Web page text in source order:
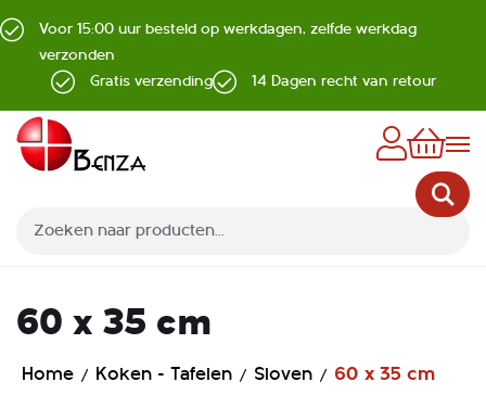
Voor 15:00 uur besteld op werkdagen, zelfde werkdag
verzonden
Gratis verzending
14 Dagen recht van retour
60 x 35 cm
Home Koken - Tafelen Sloven 60 x 35 cm